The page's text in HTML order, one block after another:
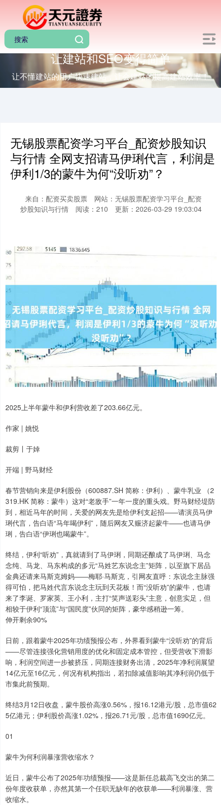
让建站和SEO变得简单
让不懂建站的用户快速建站，让会建站的提高建站效率！
无锡股票配资学习平台_配资炒股知识
与行情 全网支招请马伊琍代言，利润是
伊利1/3的蒙牛为何“没听劝”？
来自：配资买卖股票
网站：无锡股票配资学习平台_配资
炒股知识与行情
阅读：210 更新：2026-03-29 19:03:04
2025上半年蒙牛和伊利营收差了203.66亿元。
作家 | 姚悦
裁剪丨于婞
开端 | 野马财经
春节营销向来是伊利股份（600887.SH 简称：伊利）、蒙牛乳业 （2
319.HK 简称：蒙牛）这对“老敌手”一年一度的重头戏。野马财经堤防
到，相近马年的时间，关爱的网友先是给伊利支起招——请演员马伊
琍代言，告白语“马年喝伊利”，随后网友又赈济起蒙牛——也请马伊
琍，告白语“伊琍也喝蒙牛”。
终结，伊利“听劝”，真就请到了马伊琍，同期还酿成了马伊琍、马念
念纯、马龙、马东构成的多元“马姓艺东说念主”矩阵，以至旗下居品
金典还请来马斯克姆妈——梅耶·马斯克，引网友直呼：东说念主脉强
得可怕，把马姓代言东说念主玩到天花板！而“没听劝”的蒙牛，也请
来了李诞、罗家英、王小利，主打“笑声送彩头”主意，创意实足，但
相较于伊利“顶流”与“国民度”伙同的矩阵，豪华感稍逊一筹。
伸开剩余90%
日前，跟着蒙牛2025年功绩预报公布，外界看到蒙牛“没听劝”的背后
——尽管连接强化营销用度的优化和固定成本管控，但受营收下滑影
响，利润空间进一步被挤压，同期连接财务出清，2025年净利润展望
14亿元至16亿元，何况有机构指出，若扣除减值影响其净利润仍低于
市集此前预期。
终结3月12日收盘，蒙牛股价高涨0.56%，报16.12港元/股，总市值62
5亿港元；伊利股价高涨1.02%，报26.71元/股，总市值1690亿元。
01
蒙牛为何利润暴涨营收缩水？
近日，蒙牛公布了2025年功绩预报——这是新任总裁高飞交出的第二
份年度收获单，亦然其第一个任职无缺年的收获单——利润暴涨、营
收缩水。